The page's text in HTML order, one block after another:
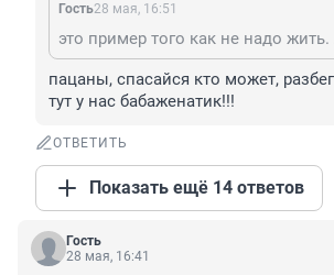
Гость28 мая, 16:51
пацаны, спасайся кто может,
тут у нас бабаженатик!!!
ОТВЕТИТЬ
Показать ещё 14 ответов
Гость
28 мая, 16:41